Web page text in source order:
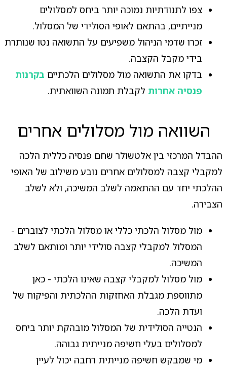
צפו לתנודתיות נמוכה יותר ביחס למסלולים
מנייתיים, בהתאם לאופי הסולידי של המסלול.
זכרו שדמי הניהול משפיעים על התשואה נטו שנותרת
בידי מקבל הקצבה.
בדקו את התשואה מול מסלולים הלכתיים בקרנות
פנסיה אחרות לקבלת תמונה השוואתית.
השוואה מול מסלולים אחרים
ההבדל המרכזי בין אלטשולר שחם פנסיה כללית הלכה
למקבלי קצבה למסלולים אחרים נובע משילוב של האופי
ההלכתי יחד עם ההתאמה לשלב המשיכה, ולא לשלב
הצבירה.
מול מסלול הלכתי כללי או מסלול הלכתי לצוברים -
המסלול למקבלי קצבה סולידי יותר ומותאם לשלב
המשיכה.
מול מסלול למקבלי קצבה שאינו הלכתי - כאן
מתווספת מגבלת האחזקות ההלכתית והפיקוח של
ועדת הלכה.
הנטייה הסולידית של המסלול מובהקת יותר ביחס
למסלולים בעלי חשיפה מנייתית גבוהה.
מי שמבקש חשיפה מנייתית רחבה יכול לעיין